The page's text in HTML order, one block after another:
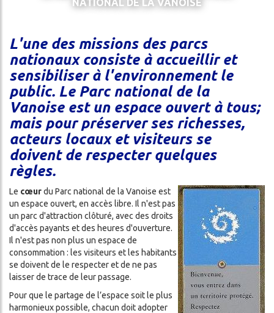
CONDITIONS
GÉNÉRALES
DE
VENTE
NATIONAL DE LA VANOISE
L'une des missions des parcs
nationaux consiste à accueillir et
sensibiliser à l'environnement le
public. Le Parc national de la
Vanoise est un espace ouvert à tous;
mais pour préserver ses richesses,
acteurs locaux et visiteurs se
doivent de respecter quelques
règles.
Le cœurdu Parc national de la Vanoise est
un espace ouvert, en accès libre. Il n'est pas
un parc d'attraction clôturé, avec des droits
d'accès payants et des heures d'ouverture.
Il n'est pas non plus un espace de
consommation : les visiteurs et les habitants
se doivent de le respecter et de ne pas
laisser de trace de leur passage.
Pour que le partage de l’espace soit le plus
harmonieux possible, chacun doit adopter